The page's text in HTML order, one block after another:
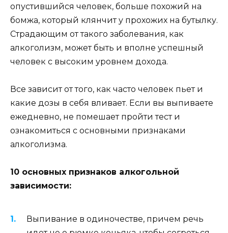
опустившийся человек, больше похожий на
бомжа, который клянчит у прохожих на бутылку.
Страдающим от такого заболевания, как
алкоголизм, может быть и вполне успешный
человек с высоким уровнем дохода.
Все зависит от того, как часто человек пьет и
какие дозы в себя вливает. Если вы выпиваете
ежедневно, не помешает пройти тест и
ознакомиться с основными признаками
алкоголизма.
10 основных признаков алкогольной
зависимости:
Выпивание в одиночестве, причем речь